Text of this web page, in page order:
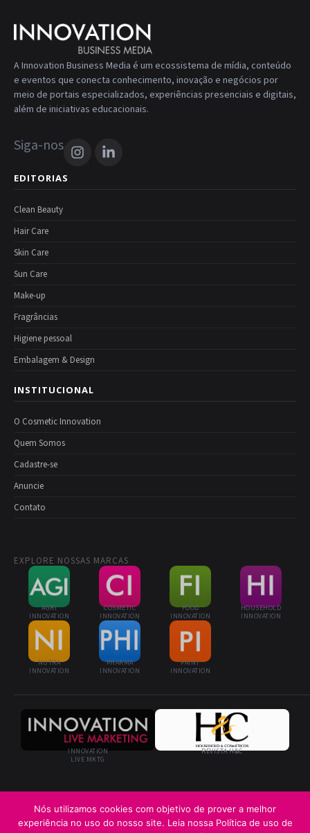
A Innovation Business Media é um ecossistema de mídia, conteúdo
e eventos que conecta conhecimento, inovação e negócios por
meio de portais especializados, experiências presenciais e digitais,
além de iniciativas educacionais.
Siga-nos
EDITORIAS
Clean Beauty
Hair Care
Skin Care
Sun Care
Make-up
Fragrâncias
Higiene pessoal
Embalagem & Design
INSTITUCIONAL
O Cosmetic Innovation
Quem Somos
Cadastre-se
Anuncie
Contato
EXPLORE NOSSAS MARCAS
AGRI
INNOVATION
COSMETIC
INNOVATION
FOOD
INNOVATION
HOUSEHOLD
INNOVATION
NUTRA
INNOVATION
PHARMA
INNOVATION
PAINT
INNOVATION
INNOVATION
LIVE MKTG
REVISTA H&C
© 2026 Cosmetic Innovation · Innovation Business Media Ltda. · Todos os
Nós utilizamos cookies com objetivo de prover a melhor
experiência no uso do nosso site. Leia nossa Política de uso de